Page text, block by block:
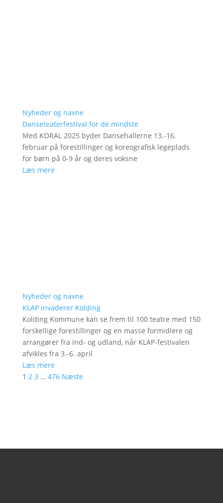
Nyheder og navne
Danseteaterfestival for de mindste
Med KORAL 2025 byder Dansehallerne 13.-16.
februar på forestillinger og koreografisk legeplads
for børn på 0-9 år og deres voksne
Læs mere
Nyheder og navne
KLAP invaderer Kolding
Kolding Kommune kan se frem til 100 teatre med 150
forskellige forestillinger og en masse formidlere og
arrangører fra ind- og udland, når KLAP-festivalen
afvikles fra 3.-6. april
Læs mere
1 2 3 … 476 Næste